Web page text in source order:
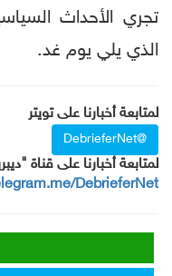
تجري الأحداث
الذي يلي يوم غد.
لمتابعة أخبارنا على تويتر
@DebrieferNet
لمتابعة أخبارنا على قناة
DebrieferNet